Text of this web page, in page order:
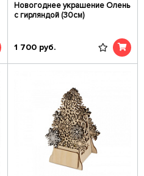
Новогоднее украшение Олень
с гирляндой (30см)
1 700 руб.